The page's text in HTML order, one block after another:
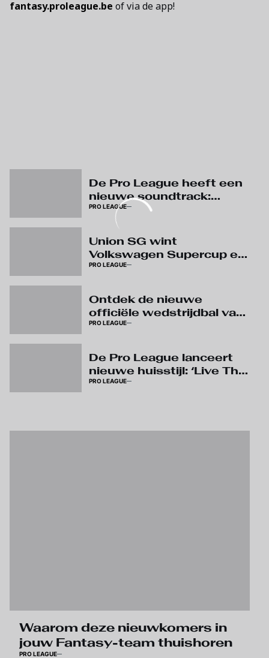
fantasy.proleague.be of via de app!
De Pro League heeft een
nieuwe soundtrack:
beluister ‘The Reset’
PRO LEAGUE
Union SG wint
Volkswagen Supercup en
pakt eerste prijs van het
PRO LEAGUE
Ontdek de nieuwe
officiële wedstrijdbal van
Kipsta
PRO LEAGUE
De Pro League lanceert
nieuwe huisstijl: ‘Live The
Game’
PRO LEAGUE
Waarom deze nieuwkomers in
jouw Fantasy-team thuishoren
PRO LEAGUE